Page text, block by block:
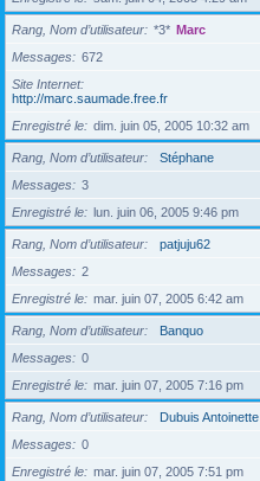
Rang, Nom d’utilisateur *3* Marc
Messages
672
Site Internet
http://marc.saumade.free.fr
Enregistré le
dim. juin 05, 2005 10:32 am
Rang, Nom d’utilisateur
Stéphane
Messages
3
Enregistré le
lun. juin 06, 2005 9:46 pm
Rang, Nom d’utilisateur
patjuju62
Messages
2
Enregistré le
mar. juin 07, 2005 6:42 am
Rang, Nom d’utilisateur
Banquo
Messages
0
Enregistré le
mar. juin 07, 2005 7:16 pm
Rang, Nom d’utilisateur
Dubuis Antoinette
Messages
0
Enregistré le
mar. juin 07, 2005 7:51 pm